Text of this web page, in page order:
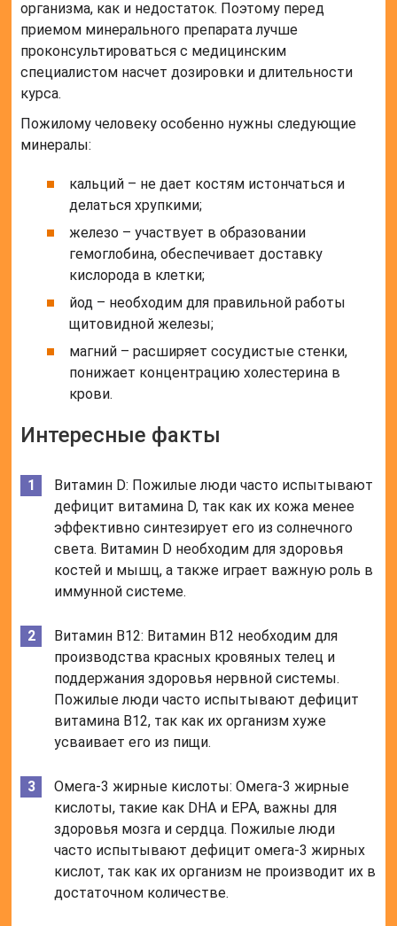
организма, как и недостаток. Поэтому перед
приемом минерального препарата лучше
проконсультироваться с медицинским
специалистом насчет дозировки и длительности
курса.
Пожилому человеку особенно нужны следующие
минералы:
кальций – не дает костям истончаться и
делаться хрупкими;
железо – участвует в образовании
гемоглобина, обеспечивает доставку
кислорода в клетки;
йод – необходим для правильной работы
щитовидной железы;
магний – расширяет сосудистые стенки,
понижает концентрацию холестерина в
крови.
Интересные факты
Витамин D: Пожилые люди часто испытывают
дефицит витамина D, так как их кожа менее
эффективно синтезирует его из солнечного
света. Витамин D необходим для здоровья
костей и мышц, а также играет важную роль в
иммунной системе.
Витамин B12: Витамин B12 необходим для
производства красных кровяных телец и
поддержания здоровья нервной системы.
Пожилые люди часто испытывают дефицит
витамина B12, так как их организм хуже
усваивает его из пищи.
Омега-3 жирные кислоты: Омега-3 жирные
кислоты, такие как DHA и EPA, важны для
здоровья мозга и сердца. Пожилые люди
часто испытывают дефицит омега-3 жирных
кислот, так как их организм не производит их в
достаточном количестве.